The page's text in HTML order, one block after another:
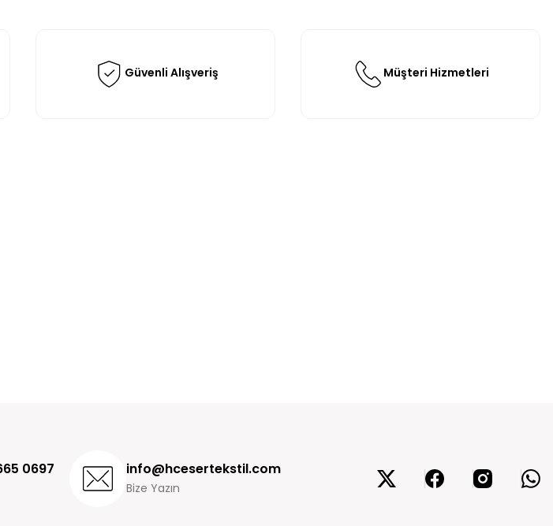
Güvenli Alışveriş Müşteri Hizmetleri
0697 info@hcesertekstil.com
Bize Yazın